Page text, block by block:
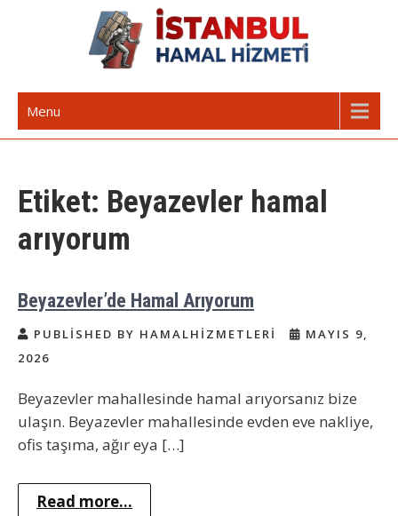
İstanbul Günlük Hamal | Hamal
Arıyorum Hamal Lazım
Menu
Etiket: Beyazevler hamal
arıyorum
Beyazevler’de Hamal Arıyorum
PUBLISHED BY HAMALHIZMETLERI
MAYIS 9,
2026
Beyazevler mahallesinde hamal arıyorsanız bize
ulaşın. Beyazevler mahallesinde evden eve nakliye,
ofis taşıma, ağır eya […]
Read more...